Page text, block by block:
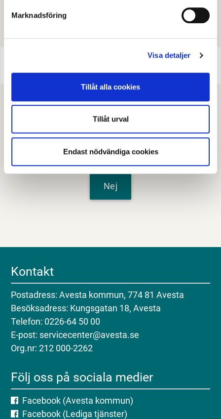
Marknadsföring
Visa detaljer
Tillåt alla cookies
Tillåt urval
Endast nödvändiga cookies
Namn
Blankett
Blankett:Serviceplan Avesta kommun.pdf
Hjälpte den här informationen dig?
Nej
Kontakt
Postadress: Avesta kommun, 774 81 Avesta
Besöksadress: Kungsgatan 18, Avesta
Telefon: 0226-64 50 00
E-post: servicecenter@avesta.se
Org.nr: 212 000-2262
Följ oss på sociala medier
Facebook (Avesta kommun)
Facebook (Lediga tjänster)